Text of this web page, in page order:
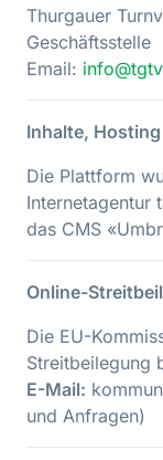
Thurgauer
Geschäftsstelle
Email:
Inhalte,
Die Plattform
Internetagentur
das CMS
Online-
Die EU-
Streitbeilegung
E-Mail:
und Anfragen)